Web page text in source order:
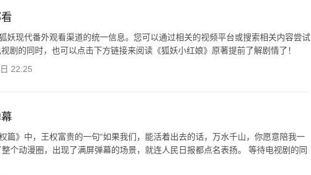
妖现代番外观看渠道的统一信息。您可以通过相关的视频平台或搜索相关内容尝试
剧的同时，也可以点击下方链接来阅读《狐妖小红娘》原著提前了解剧情了！
22:25
篇》中，王权富贵的一句“如果我们，能活着出去的话，万水千山，你愿意陪我一
个动漫圈，出现了满屏弹幕的场景，就连人民日报都点名表扬。 等待电视剧的同